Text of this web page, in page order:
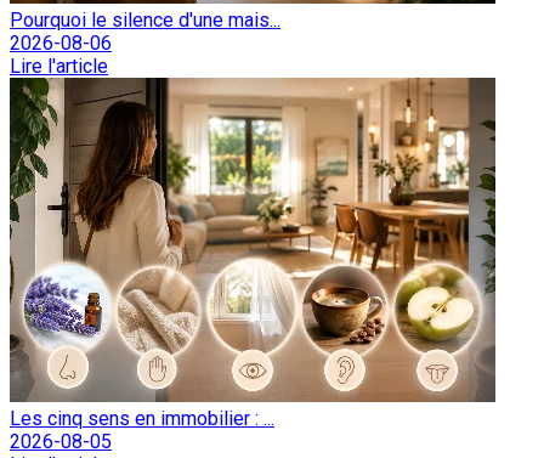
Pourquoi le silence d'une mais...
2026-08-06
Lire l'article
Les cinq sens en immobilier : ...
2026-08-05